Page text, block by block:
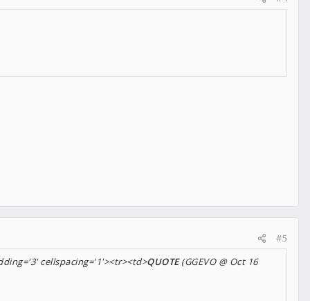
#5
cellspacing='1'><tr><td>QUOTE(GGEVO @ Oct 16